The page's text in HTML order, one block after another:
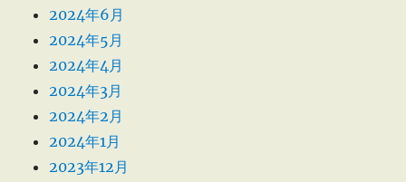
2024年6月
2024年5月
2024年4月
2024年3月
2024年2月
2024年1月
2023年12月